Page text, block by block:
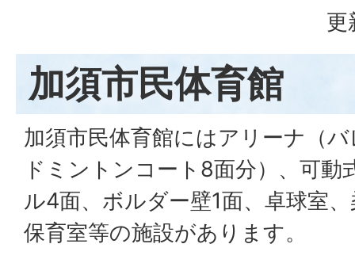
更
加須市民体育館
加須市民体育館にはアリーナ（
ドミントンコート8面分）、可
ル4面、ボルダー壁1面、卓球室
保育室等の施設があります。